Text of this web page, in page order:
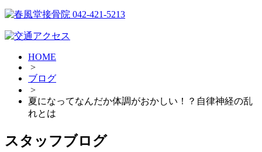
HOME
>
ブログ
>
夏になってなんだか体調がおかしい！？自律神経の乱
れとは
スタッフブログ